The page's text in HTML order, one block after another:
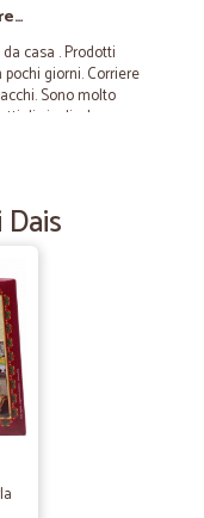
casa . Prodotti
giorni. Corriere
Sono molto
di cicalia. Lo
anche